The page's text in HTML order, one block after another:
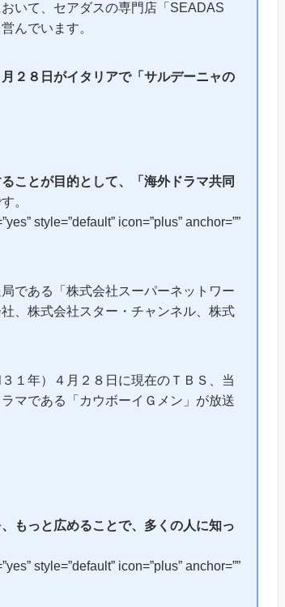
いて、セアダスの専門店「SEADAS
んでいます。
月２８日がイタリアで「サルデーニャの
ことが目的として、「海外ドラマ共同
。
style=”default” icon=”plus” anchor=””
である「株式会社スーパーネットワー
、株式会社スター・チャンネル、株式
１年）４月２８日に現在のＴＢＳ、当
マである「カウボーイＧメン」が放送
もっと広めることで、多くの人に知っ
style=”default” icon=”plus” anchor=””